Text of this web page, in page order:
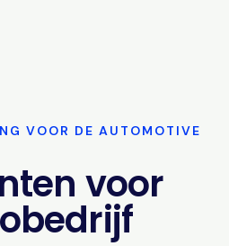
VOOR DE AUTOMOTIVE
voor